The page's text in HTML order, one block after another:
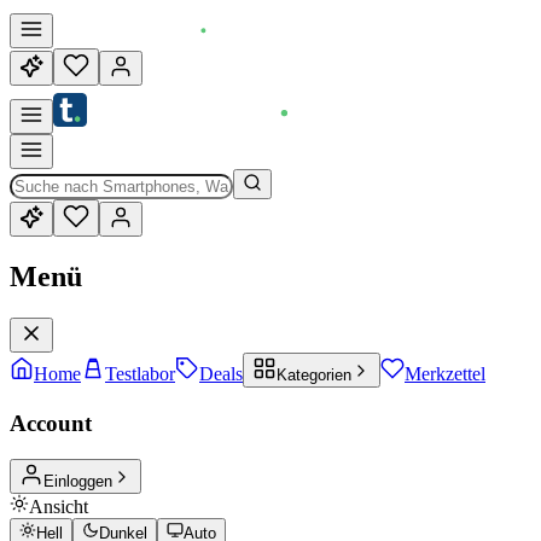
Menü
Home Testlabor Deals Kategorien Merkzettel
Account
Einloggen
Ansicht
Hell Dunkel Auto